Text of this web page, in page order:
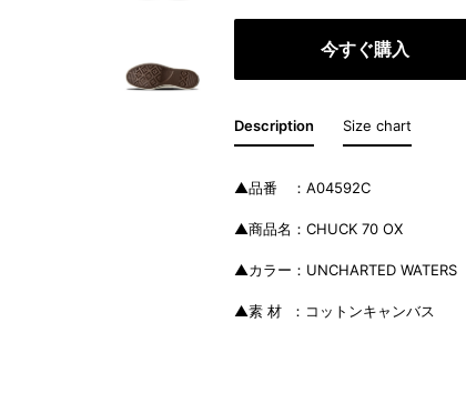
今すぐ購入
Description
▲品番 ：A04592C
▲商品名：CHUCK 70 OX
▲カラー：UNCHARTED WATERS
▲素 材 ：コットンキャンバス
Size chart